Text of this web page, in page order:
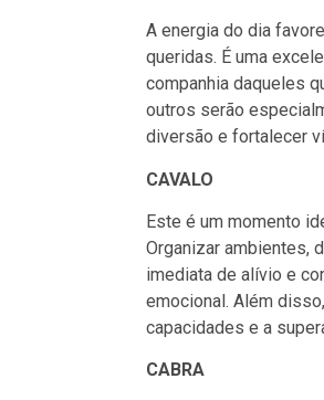
A energia do dia
queridas. É uma
companhia daqueles
outros serão
diversão e fortalecer
CAVALO
Este é um momento
Organizar ambientes,
imediata de alívio e
emocional. Além
capacidades e a
CABRA